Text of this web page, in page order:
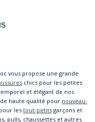
vous propose une grande
chics pour les petites
et élégant de nos
haute qualité pour nouveau-
les tout-petitsgarçons et
pulls, chaussettes et autres